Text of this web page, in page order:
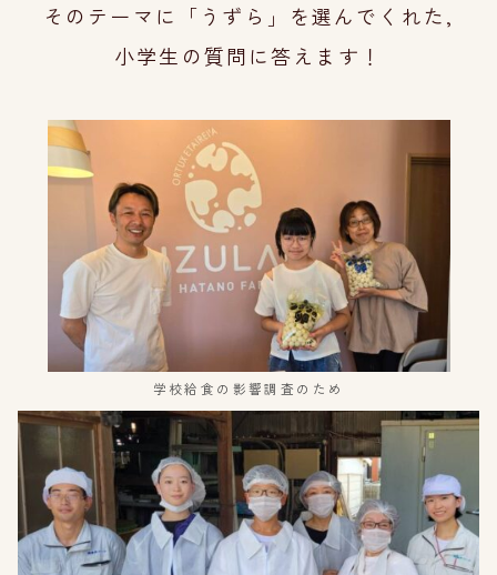
そのテーマに「うずら」を選んでくれた,
小学生の質問に答えます！
学校給食の影響調査のため